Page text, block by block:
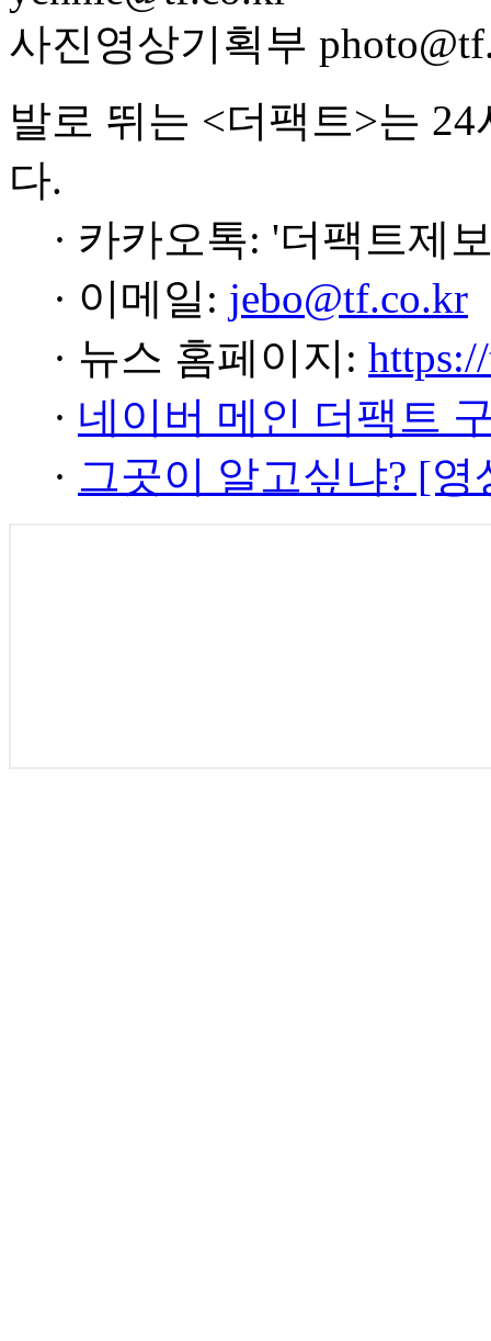
사진영상기획부
발로 뛰는 <더팩트>는
다.
· 카카오톡: '더팩트제
· 이메일: jebo@tf.co.kr
· 뉴스 홈페이지:
· 네이버 메인 더팩트
· 그곳이 알고싶냐? [